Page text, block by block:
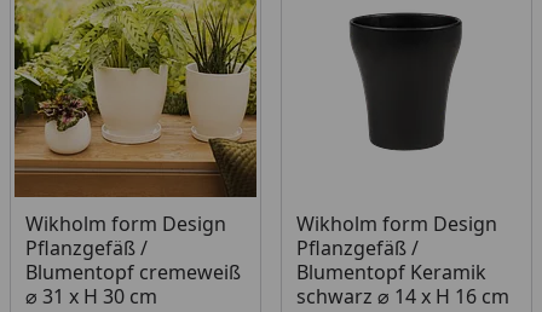
Wikholm form Design
Pflanzgefäß /
Blumentopf cremeweiß
⌀ 31 x H 30 cm
Produkt am Lager
Wikholm form Design
Pflanzgefäß /
Blumentopf Keramik
schwarz ⌀ 14 x H 16 cm
Produkt am Lager